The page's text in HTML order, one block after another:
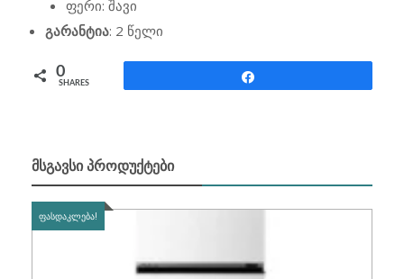
ფერი: შავი
გარანტია: 2 წელი
0
SHARES
ᲛᲡᲒᲐᲕᲡᲘ ᲞᲠᲝᲓᲣᲥᲢᲔᲑᲘ
ᲤᲐᲡᲓᲐᲙᲚᲔᲑᲐ!